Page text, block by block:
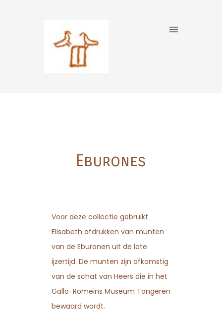
Eburones
Voor deze collectie gebruikt
Elisabeth afdrukken van munten
van de Eburonen uit de late
ijzertijd. De munten zijn afkomstig
van de schat van Heers die in het
Gallo-Romeins Museum Tongeren
bewaard wordt.